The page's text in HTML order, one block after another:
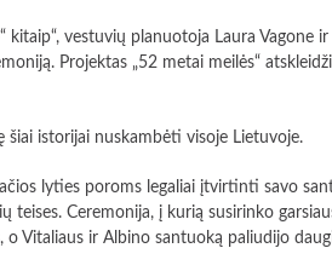
vestuvių planuotoja Laura Vagone
Projektas „52 metai meilės“
šiai istorijai nuskambėti visoje Lietuvoje.
lyties poroms legaliai įtvirtinti savo
Ceremonija, į kurią susirinko
Vitaliaus ir Albino santuoką paliudijo